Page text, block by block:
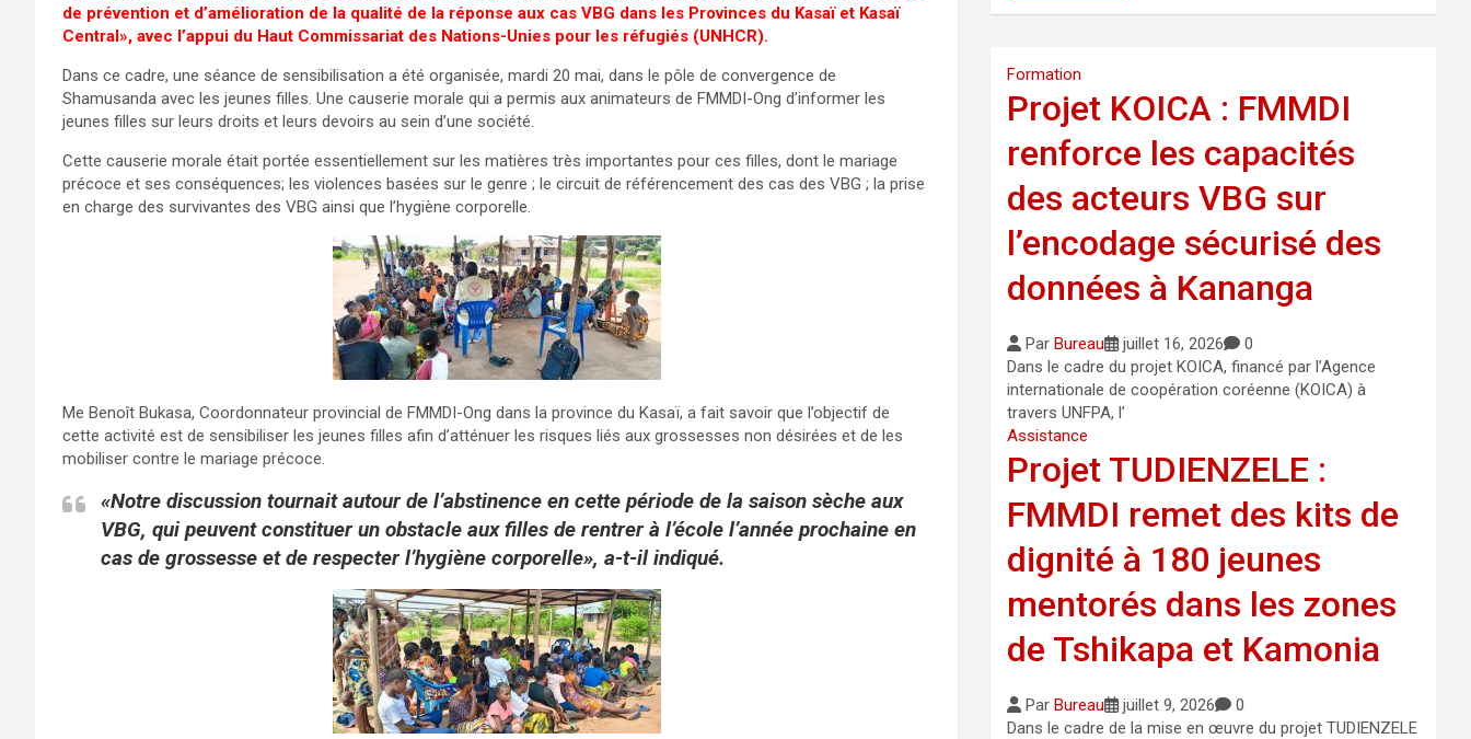
de prévention et d’amélioration de la qualité de la réponse aux cas VBG dans les Provinces du Kasaï et Kasaï
Central», avec l’appui du Haut Commissariat des Nations-Unies pour les réfugiés (UNHCR).
Dans ce cadre, une séance de sensibilisation a été organisée, mardi 20 mai, dans le pôle de convergence de
Shamusanda avec les jeunes filles. Une causerie morale qui a permis aux animateurs de FMMDI-Ong d’informer les
jeunes filles sur leurs droits et leurs devoirs au sein d’une société.
Cette causerie morale était portée essentiellement sur les matières très importantes pour ces filles, dont le mariage
précoce et ses conséquences; les violences basées sur le genre ; le circuit de référencement des cas des VBG ; la prise
en charge des survivantes des VBG ainsi que l’hygiène corporelle.
Me Benoît Bukasa, Coordonnateur provincial de FMMDI-Ong dans la province du Kasaï, a fait savoir que l’objectif de
cette activité est de sensibiliser les jeunes filles afin d’atténuer les risques liés aux grossesses non désirées et de les
mobiliser contre le mariage précoce.
«Notre discussion tournait autour de l’abstinence en cette période de la saison sèche aux
VBG, qui peuvent constituer un obstacle aux filles de rentrer à l’école l’année prochaine en
cas de grossesse et de respecter l’hygiène corporelle», a-t-il indiqué.
Formation
Projet KOICA : FMMDI
renforce les capacités
des acteurs VBG sur
l’encodage sécurisé des
données à Kananga
ParBureau juillet 16, 2026
0
Dans le cadre du projet KOICA, financé par l’Agence
internationale de coopération coréenne (KOICA) à
travers UNFPA, l’
Assistance
Projet TUDIENZELE :
FMMDI remet des kits de
dignité à 180 jeunes
mentorés dans les zones
de Tshikapa et Kamonia
ParBureau juillet 9, 2026
0
Dans le cadre de la mise en œuvre du projet TUDIENZELE